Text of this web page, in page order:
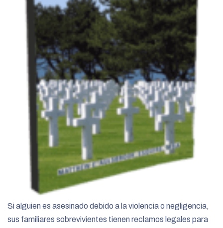
Si alguien es asesinado debido a la violencia o negligencia,
sus familiares sobrevivientes tienen reclamos legales para